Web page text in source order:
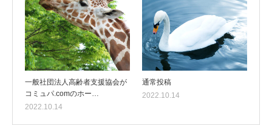
一般社団法人高齢者支援協会が
コミュパ.comのホー…
2022.10.14
通常投稿
2022.10.14